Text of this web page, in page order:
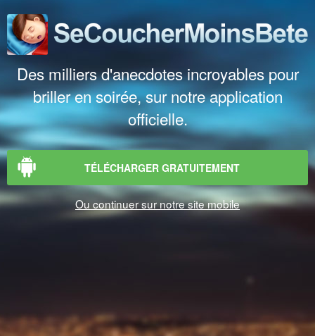
Des milliers d'anecdotes incroyables pour
briller en soirée, sur notre application
officielle.
TÉLÉCHARGER GRATUITEMENT
Ou continuer sur notre site mobile